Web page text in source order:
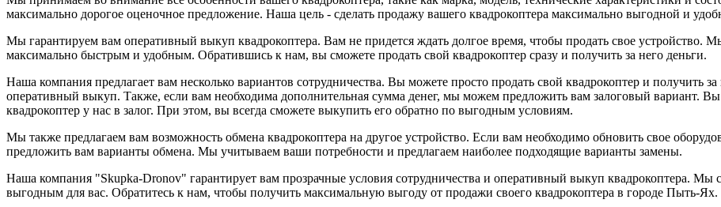
максимально дорогое оценочное предложение. Наша цель - сделать продажу вашего квадрокоптера максимально выгодной и
Мы гарантируем вам оперативный выкуп квадрокоптера. Вам не придется ждать долгое время, чтобы продать свое устройство.
максимально быстрым и удобным. Обратившись к нам, вы сможете продать свой квадрокоптер сразу и получить за него деньги.
Наша компания предлагает вам несколько вариантов сотрудничества. Вы можете просто продать свой квадрокоптер и получить
оперативный выкуп. Также, если вам необходима дополнительная сумма денег, мы можем предложить вам залоговый вариант.
квадрокоптер у нас в залог. При этом, вы всегда сможете выкупить его обратно по выгодным условиям.
Мы также предлагаем вам возможность обмена квадрокоптера на другое устройство. Если вам необходимо обновить свое
предложить вам варианты обмена. Мы учитываем ваши потребности и предлагаем наиболее подходящие варианты замены.
Наша компания "Skupka-Dronov" гарантирует вам прозрачные условия сотрудничества и оперативный выкуп квадрокоптера.
выгодным для вас. Обратитесь к нам, чтобы получить максимальную выгоду от продажи своего квадрокоптера в городе Пыть-Ях.